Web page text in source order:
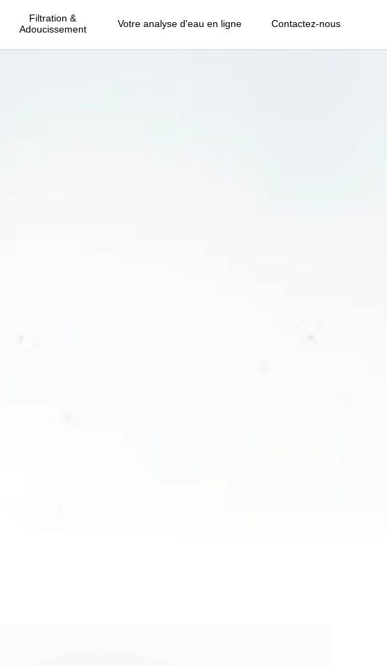
Filtration &
Adoucissement
Votre analyse d'eau en ligne Contactez-nous